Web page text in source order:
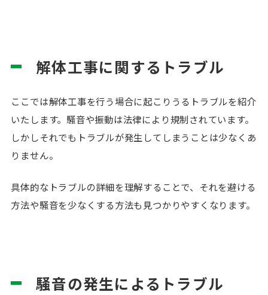
解体工事に関するトラブル
ここでは解体工事を行う場合に起こりうるトラブルを紹介
いたします。騒音や振動は法律により規制されています。
しかしそれでもトラブルが発生してしまうことは少なくあ
りません。
具体的なトラブルの詳細を理解することで、それを避ける
方法や騒音を少なくする方法も見つかりやすくなります。
騒音の発生によるトラブル